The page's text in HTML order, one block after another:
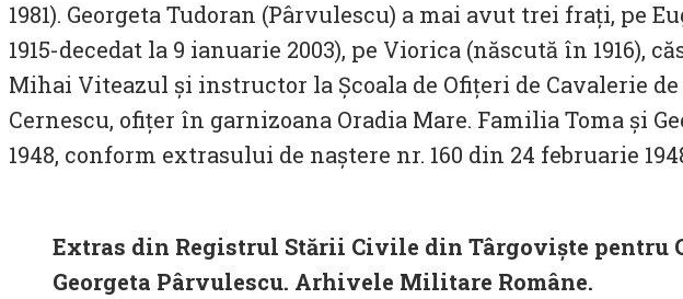
1981). Georgeta Tudoran (Pârvulescu) a mai avut trei frați, pe
1915-decedat la 9 ianuarie 2003), pe Viorica (născută în 1916),
Mihai Viteazul și instructor la Școala de Ofițeri de Cavalerie
Cernescu, ofițer în garnizoana Oradia Mare. Familia Toma și
1948, conform extrasului de naștere nr. 160 din 24 februarie
Extras din Registrul Stării Civile din Târgoviște
Georgeta Pârvulescu. Arhivele Militare Române.